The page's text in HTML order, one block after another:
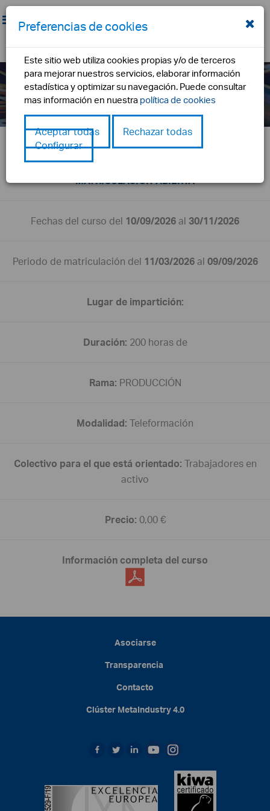
machine learning e inteligencia
artificial
inicio formación machine learning e inteligencia artificial
PREINSCRIPCIÓN ABIERTA
MATRICULACIÓN ABIERTA
Fechas del curso del 10/09/2026 al 30/11/2026
Periodo de matriculación del 11/03/2026al 09/09/2026
Lugar de impartición:
Duración: 200 horas de
Rama: PRODUCCIÓN
Modalidad: Teleformación
Colectivo para el que está orientado: Trabajadores en
activo
Precio: 0,00 €
Información completa del curso
Asociarse
Transparencia
Contacto
Clúster MetaIndustry4.0
Preferencias de cookies
Este sitio web utiliza cookies propias y/o de terceros
para mejorar nuestros servicios, elaborar información
estadística y optimizar su navegación. Puede consultar
mas información en nuestra política de cookies
Aceptar todas
Rechazar todas
Configurar